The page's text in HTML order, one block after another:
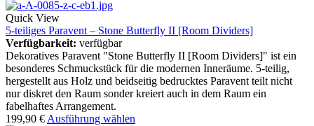
Quick View
5-teiliges Paravent – Stone Butterfly II [Room Dividers]
Verfügbarkeit: verfügbar
Dekoratives Paravent "Stone Butterfly II [Room Dividers]" ist ein
besonderes Schmuckstück für die modernen Inneräume. 5-teilig,
hergestellt aus Holz und beidseitig bedrucktes Paravent teilt nicht
nur diskret den Raum sonder kreiert auch in dem Raum ein
fabelhaftes Arrangement.
199,90 € Ausführung wählen